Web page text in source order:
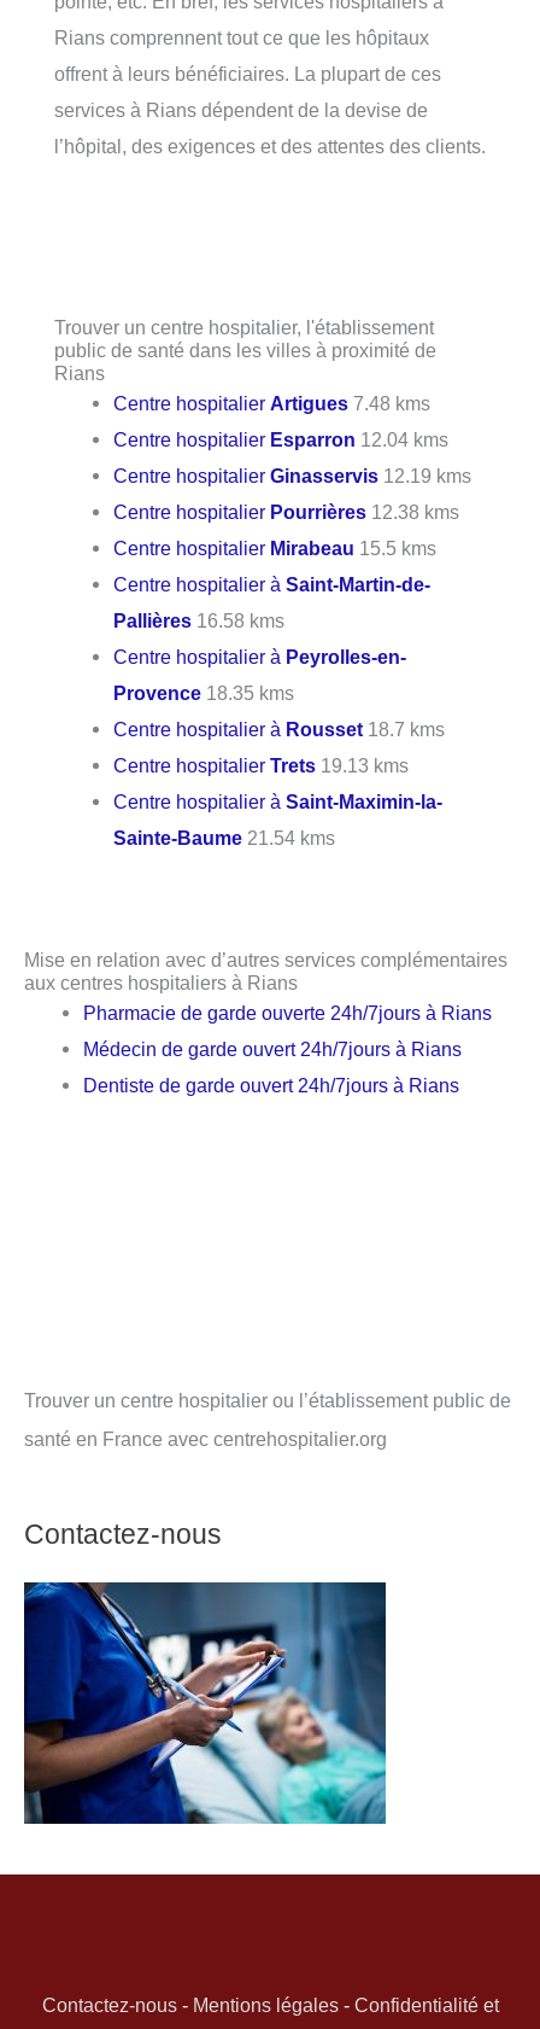
Rians comprennent tout ce que les hôpitaux
offrent à leurs bénéficiaires. La plupart de ces
services à Rians dépendent de la devise de
l’hôpital, des exigences et des attentes des clients.
Trouver un centre hospitalier, l'établissement
public de santé dans les villes à proximité de
Rians
Centre hospitalierArtigues 7.48 kms
Centre hospitalier Esparron 12.04 kms
Centre hospitalierGinasservis 12.19 kms
Centre hospitalier Pourrières 12.38 kms
Centre hospitalier Mirabeau 15.5 kms
Centre hospitalier àSaint-Martin-de-
Pallières 16.58 kms
Centre hospitalier à Peyrolles-en-
Provence 18.35 kms
Centre hospitalier à Rousset 18.7 kms
Centre hospitalierTrets 19.13 kms
Centre hospitalier àSaint-Maximin-la-
Sainte-Baume 21.54 kms
Mise en relation avec d’autres services complémentaires
aux centres hospitaliers à Rians
Pharmacie de garde ouverte 24h/7jours à Rians
Médecin de garde ouvert 24h/7jours à Rians
Dentiste de garde ouvert 24h/7jours à Rians
Trouver un centre hospitalier ou l’établissement public de
santé en France avec centrehospitalier.org
Contactez-nous
Contactez-nous- Mentions légales- Confidentialité et